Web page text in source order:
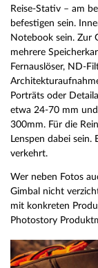
Reise-Stativ – am
befestigen sein.
Notebook sein. Zur
mehrere
Fernauslöser, ND-
Porträts oder
etwa 24-70 mm
300mm. Für die
Lenspen dabei
verkehrt.
Wer neben Fotos
Gimbal nicht
mit konkreten
Photostory